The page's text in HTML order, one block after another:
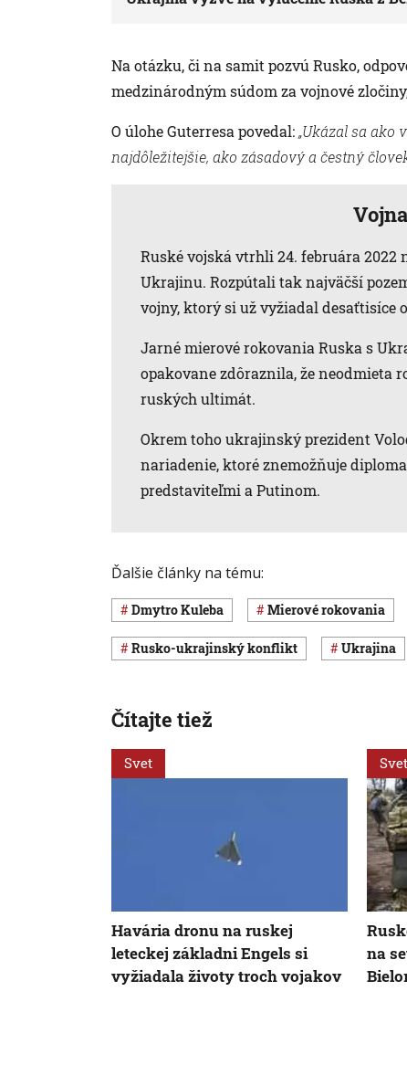
Na otázku, či na samit pozvú Rusko,
medzinárodným súdom za vojnové
O úlohe Guterresa povedal:„Ukázal sa ako
najdôležitejšie, ako zásadový a čestný
Ruské vojská vtrhli 24. februára
Ukrajinu. Rozpútali tak najväčší
vojny, ktorý si už vyžiadal desaťtisíce
Jarné mierové rokovania Ruska s
opakovane zdôraznila, že neodmieta
ruských ultimát.
Okrem toho ukrajinský prezident
nariadenie, ktoré znemožňuje
predstaviteľmi a Putinom.
Ďalšie články na tému:
Dmytro Kuleba mierové rokovania
rusko-ukrajinský konflikt Ukrajina
Čítajte tiež
Svet
Havária dronu na ruskej
leteckej základni Engels si
vyžiadala životy troch vojakov
Svet
na